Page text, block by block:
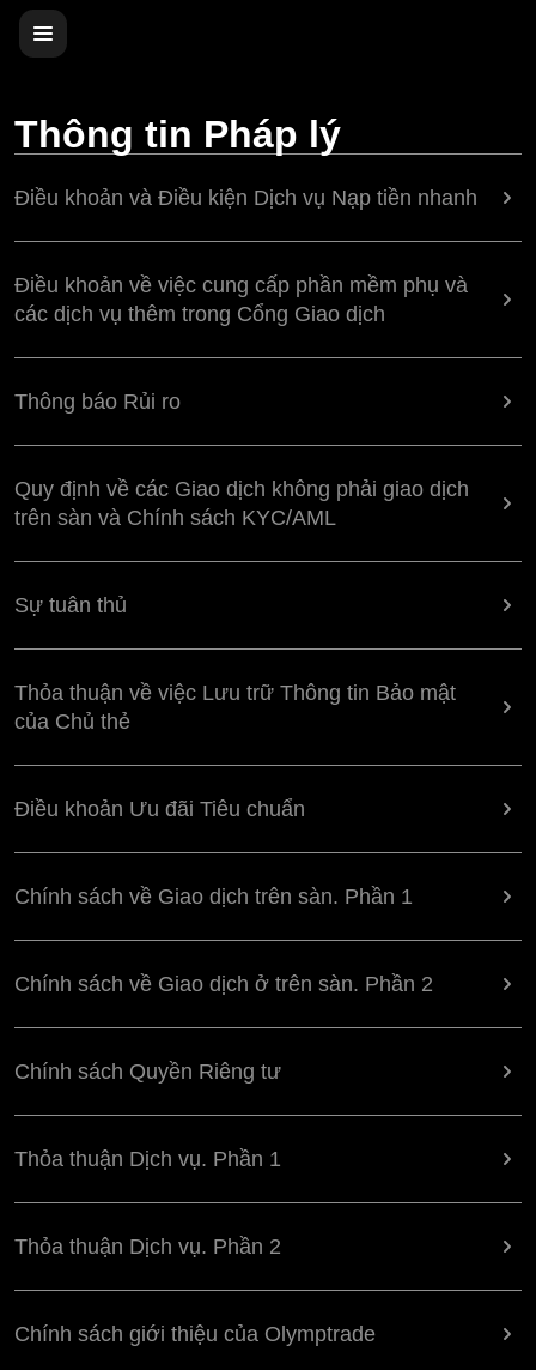
Thông tin Pháp lý
Điều khoản và Điều kiện Dịch vụ Nạp tiền nhanh
Điều khoản về việc cung cấp phần mềm phụ và
các dịch vụ thêm trong Cổng Giao dịch
Thông báo Rủi ro
Quy định về các Giao dịch không phải giao dịch
trên sàn và Chính sách KYC/AML
Sự tuân thủ
Thỏa thuận về việc Lưu trữ Thông tin Bảo mật
của Chủ thẻ
Điều khoản Ưu đãi Tiêu chuẩn
Chính sách về Giao dịch trên sàn. Phần 1
Chính sách về Giao dịch ở trên sàn. Phần 2
Chính sách Quyền Riêng tư
Thỏa thuận Dịch vụ. Phần 1
Thỏa thuận Dịch vụ. Phần 2
Chính sách giới thiệu của Olymptrade